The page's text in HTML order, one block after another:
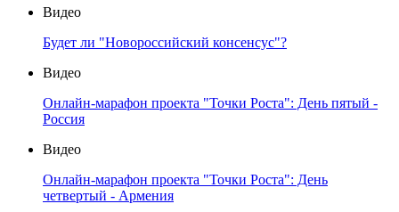
Видео
Будет ли "Новороссийский консенсус"?
Видео
Онлайн-марафон проекта "Точки Роста": День пятый -
Россия
Видео
Онлайн-марафон проекта "Точки Роста": День
четвертый - Армения